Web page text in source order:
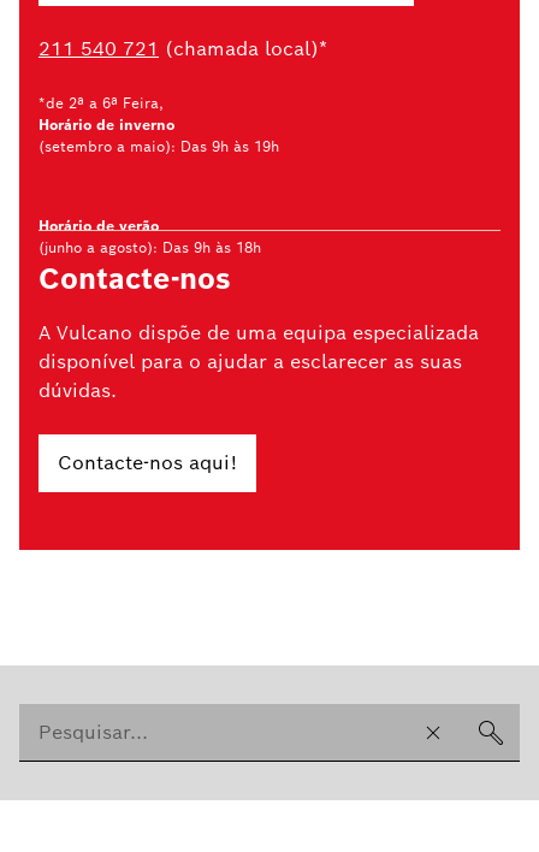
211 540 721 (chamada local)*
*de 2ª a 6ª Feira,
Horário de inverno
(setembro a maio): Das 9h às 19h
Horário de verão
(junho a agosto): Das 9h às 18h
Contacte-nos
A Vulcano dispõe de uma equipa especializada
disponível para o ajudar a esclarecer as suas
dúvidas.
Contacte-nos aqui!